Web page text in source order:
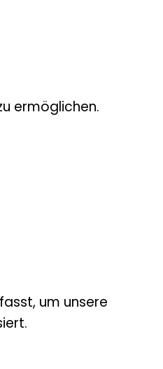
eingesetzt?
ermöglichen.
um unsere